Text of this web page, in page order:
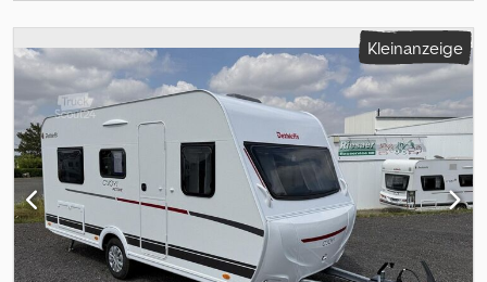
Ambientebeleuchtung über den Dachstauschränken * Active
Paket T 7055 EB (2): Light Moments: Indirekte Wandflächen-
Ambientebeleuchtung, Doppelverglaste Rahmenfenster mit
Verdunklung & Mückenschutz, Textilleder-Wohnwelt Heron inkl.
Fahrer- und Beifahrer-Sitzbezug, Active Außendesign
(Heckleuchtenträger mit schwarzem Diffusor, erweiterte
Beklebung), Bettumbau Einzelbetten zu Doppelbett, Gemütliche
L-Sitzgruppe mit freistehendem, absenkbarem Tischfuß und 2
integrierte 3-Punkt-Gurte * Assistenz Paket Ford: Bi-Xenon-
Scheinwerfer mit statischem Kurvenlicht und LED Tagfahrlicht,
Kleinanzeige